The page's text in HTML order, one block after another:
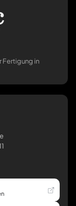
Fertigung in